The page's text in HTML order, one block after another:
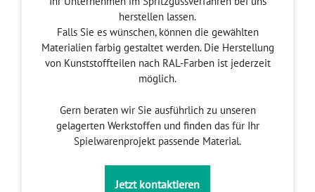
herstellen lassen.
Falls Sie es wünschen, können die gewählten
Materialien farbig gestaltet werden. Die Herstellung
von Kunststoffteilen nach RAL-Farben ist jederzeit
möglich.
Gern beraten wir Sie ausführlich zu unseren
gelagerten Werkstoffen und finden das für Ihr
Spielwarenprojekt passende Material.
Jetzt kontaktieren